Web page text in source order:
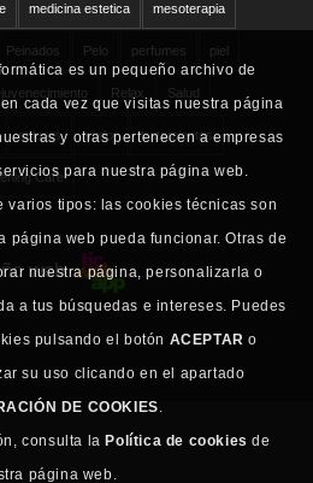
medicina estetica mesoterapia
Peinados Pelo perfumes piel
Relax Salud
solares sudor tratamientos
Care
web
es un pequeño archivo de
cada vez que visitas nuestra página
y otras pertenecen a empresas
para nuestra página web.
varios tipos: las cookies técnicas son
página web pueda funcionar. Otras de
nuestra página, personalizarla o
a tus búsquedas e intereses. Puedes
pulsando el botón ACEPTAR o
su uso clicando en el apartado
DE COOKIES.
consulta la Política de cookies de
página web.